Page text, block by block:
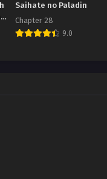
Saihate no Paladin
Chapter 28
9.0